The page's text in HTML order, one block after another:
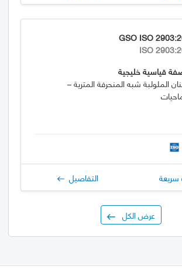
GSO ISO
ISO
قياسية خليجية
الملولبة شبه المنحرفة المترية –
سريعة التفاصيل
عرض الكل